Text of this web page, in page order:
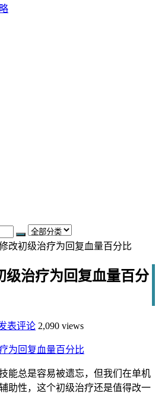
改初级治疗为回复血量百分比
级治疗为回复血量百分
表评论 2,090 views
能总是容易被遗忘，但我们在单机
助性，这个初级治疗还是值得改一